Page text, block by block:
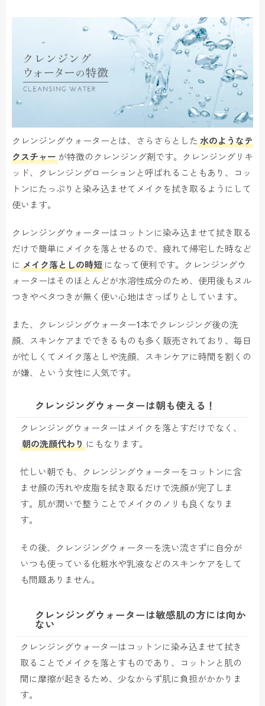
クレンジングウォーターとは、さらさらとした 水のようなテ
クスチャー が特徴のクレンジング剤です。クレンジングリキ
ッド、クレンジングローションと呼ばれることもあり、コッ
トンにたっぷりと染み込ませてメイクを拭き取るようにして
使います。
クレンジングウォーターはコットンに染み込ませて拭き取る
だけで簡単にメイクを落とせるので、疲れて帰宅した時など
に メイク落としの時短 になって便利です。クレンジングウ
ォーターはそのほとんどが水溶性成分のため、使用後もヌル
つきやベタつきが無く使い心地はさっぱりとしています。
また、クレンジングウォーター1本でクレンジング後の洗
顔、スキンケアまでできるものも多く販売されており、毎日
が忙しくてメイク落としや洗顔、スキンケアに時間を割くの
が嫌、という女性に人気です。
クレンジングウォーターは朝も使える！
クレンジングウォーターはメイクを落とすだけでなく、
朝の洗顔代わり にもなります。
忙しい朝でも、クレンジングウォーターをコットンに含
ませ顔の汚れや皮脂を拭き取るだけで洗顔が完了しま
す。肌が潤いで整うことでメイクのノリも良くなりま
す。
その後、クレンジングウォーターを洗い流さずに自分が
いつも使っている化粧水や乳液などのスキンケアをして
も問題ありません。
クレンジングウォーターは敏感肌の方には向か
ない
クレンジングウォーターはコットンに染み込ませて拭き
取ることでメイクを落とすものであり、コットンと肌の
間に摩擦が起きるため、少なからず肌に負担がかかりま
す。